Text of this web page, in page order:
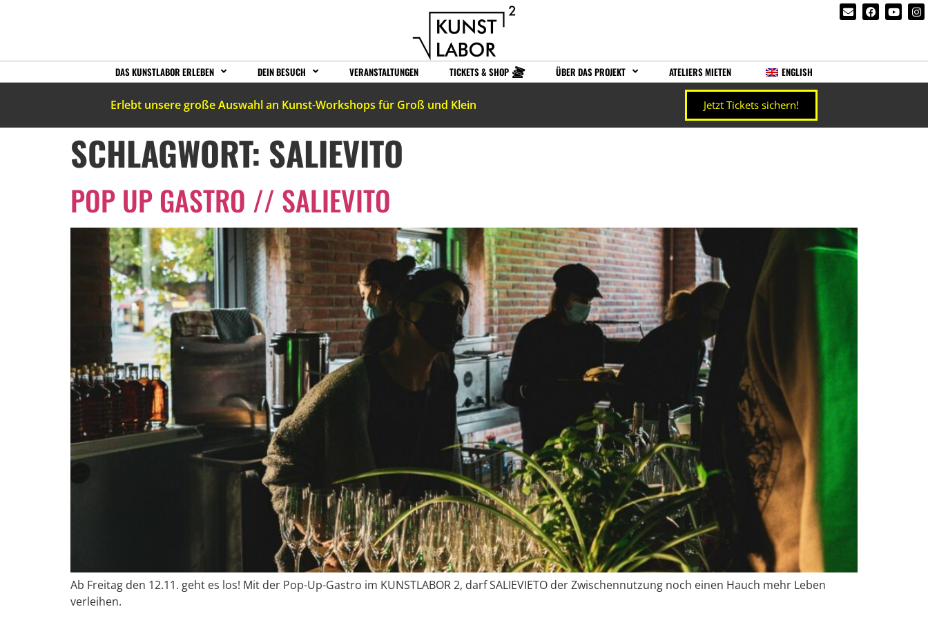
DAS KUNSTLABOR ERLEBEN DEIN BESUCH VERANSTALTUNGEN TICKETS & SHOP ÜBER DAS PROJEKT ATELIERS MIETEN ENGLISH
Erlebt unsere große Auswahl an Kunst-Workshops für Groß und Klein Jetzt Tickets sichern!
SCHLAGWORT: SALIEVITO
POP UP GASTRO // SALIEVITO
Ab Freitag den 12.11. geht es los! Mit der Pop-Up-Gastro im KUNSTLABOR 2, darf SALIEVIETO der Zwischennutzung noch einen Hauch mehr Leben
verleihen.